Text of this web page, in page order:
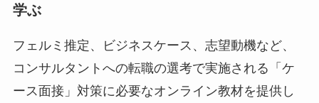
学ぶ
フェルミ推定、ビジネスケース、志望動機など、
コンサルタントへの転職の選考で実施される「ケ
ース面接」対策に必要なオンライン教材を提供し